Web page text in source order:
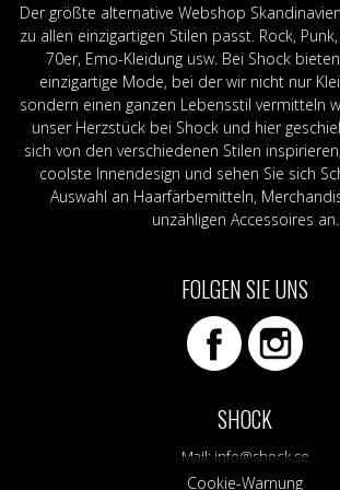
Der größte alternative Webshop
zu allen einzigartigen Stilen passt. Rock,
70er, Emo-Kleidung usw. Bei Shock
einzigartige Mode, bei der wir nicht nur
sondern einen ganzen Lebensstil vermitteln
unser Herzstück bei Shock und hier
sich von den verschiedenen Stilen
coolste Innendesign und sehen Sie sich
Auswahl an Haarfärbemitteln,
unzähligen Accessoires an.
FOLGEN SIE UNS
SHOCK
Mail: info@shock.se
Cookie-Warnung